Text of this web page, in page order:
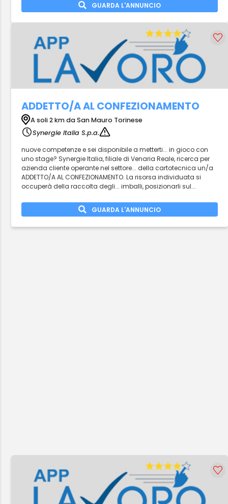
GUARDA L'ANNUNCIO
ADDETTO/A AL CONFEZIONAMENTO
A soli 2 km da San Mauro Torinese
Synergie Italia S.p.a.
nuove competenze e sei disponibile a metterti... in gioco con
uno stage? Synergie Italia, filiale di Venaria Reale, ricerca per
azienda cliente operante nel settore... della cartotecnica un/a
ADDETTO/A AL CONFEZIONAMENTO. La risorsa individuata si
occuperà della raccolta degli... imballi, posizionarli sul...
GUARDA L'ANNUNCIO